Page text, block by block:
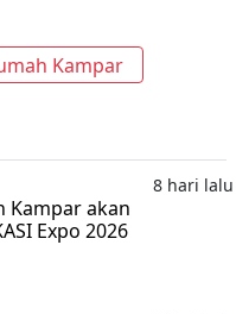
Kampar
8 hari lalu
Kampar akan
Expo 2026